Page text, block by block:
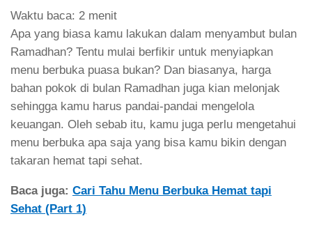
Waktu baca: 2 menit
Apa yang biasa kamu lakukan dalam menyambut bulan
Ramadhan? Tentu mulai berfikir untuk menyiapkan
menu berbuka puasa bukan? Dan biasanya, harga
bahan pokok di bulan Ramadhan juga kian melonjak
sehingga kamu harus pandai-pandai mengelola
keuangan. Oleh sebab itu, kamu juga perlu mengetahui
menu berbuka apa saja yang bisa kamu bikin dengan
takaran hemat tapi sehat.
Baca juga: Cari Tahu Menu Berbuka Hemat tapi
Sehat (Part 1)